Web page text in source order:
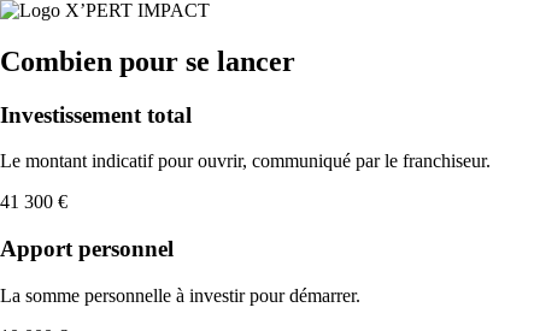
Combien pour se lancer
Investissement total
Le montant indicatif pour ouvrir, communiqué par le franchiseur.
41 300 €
Apport personnel
La somme personnelle à investir pour démarrer.